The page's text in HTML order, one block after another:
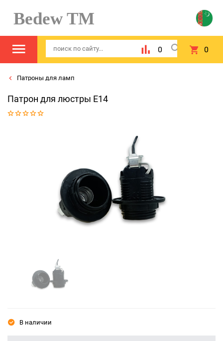
Bedew TM
0 0
Патроны для ламп
Патрон для люстры Е14
В наличии